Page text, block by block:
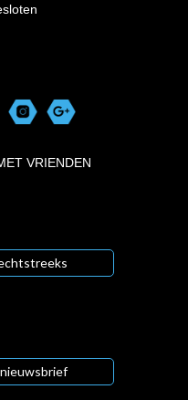
VRIENDEN